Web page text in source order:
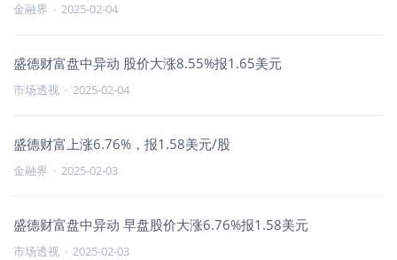
金融界 · 2025-02-04
盛德财富盘中异动 股价大涨8.55%报1.65美元
市场透视 · 2025-02-04
盛德财富上涨6.76%，报1.58美元/股
金融界 · 2025-02-03
盛德财富盘中异动 早盘股价大涨6.76%报1.58美元
市场透视 · 2025-02-03